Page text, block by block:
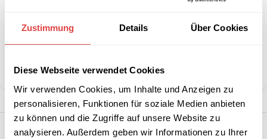
Zustimmung Details Über Cookies
Diese Webseite verwendet Cookies
Wir verwenden Cookies, um Inhalte und Anzeigen zu
personalisieren, Funktionen für soziale Medien anbieten
zu können und die Zugriffe auf unsere Website zu
analysieren. Außerdem geben wir Informationen zu Ihrer
Artikelnummer:
00020495
Teilen: